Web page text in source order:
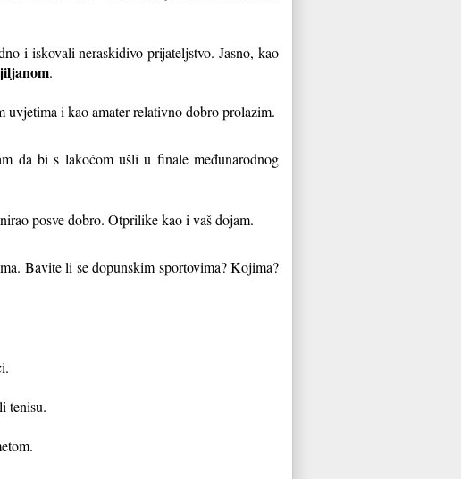
i iskovali neraskidivo prijateljstvo. Jasno, kao
.
uvjetima i kao amater relativno dobro prolazim.
da bi s lakoćom ušli u finale međunarodnog
posve dobro. Otprilike kao i vaš dojam.
Bavite li se dopunskim sportovima? Kojima?
tenisu.